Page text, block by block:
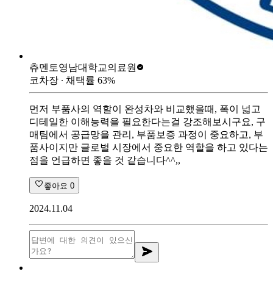
츄멘토영남대학교의료원
코차장 ∙ 채택률 63%
먼저 부품사의 역할이 완성차와 비교했을때, 폭이 넓고
디테일한 이해능력을 필요한다는걸 강조해보시구요, 구
매팀에서 공급망을 관리, 부품보증 과정이 중요하고, 부
품사이지만 글로벌 시장에서 중요한 역할을 하고 있다는
점을 언급하면 좋을 것 같습니다^^,,
좋아요 0
2024.11.04